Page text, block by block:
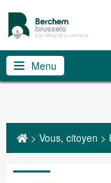
Menu
> Vous, citoyen >